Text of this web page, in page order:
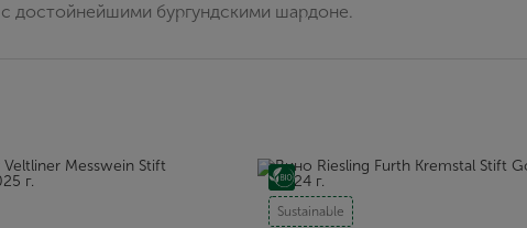
достойнейшими бургундскими шардоне.
Sustainable